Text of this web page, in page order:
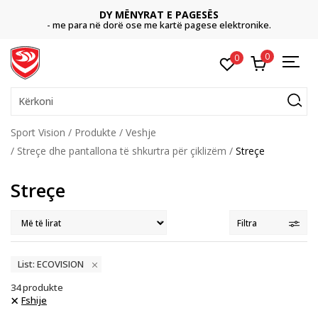
CLICK & COLLECT
Paguani me kartë online dhe bëni tërheqjen në dyqanin që ju
dëshironi të zgjidhni
0 0
Kërkoni
Sport Vision Produkte
Veshje
Streçe dhe pantallona të shkurtra për çiklizëm
Streçe
Streçe
Filtra
List: ECOVISION
34produkte
Fshije